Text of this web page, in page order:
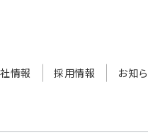
情報 採用情報 お知